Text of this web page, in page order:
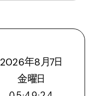
2026年8月7日
金曜日